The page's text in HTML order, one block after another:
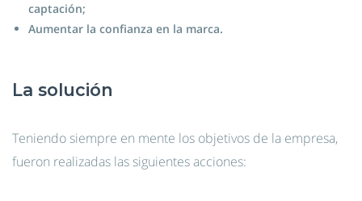
captación;
Aumentar la confianza en la marca.
La solución
Teniendo siempre en mente los objetivos de la empresa,
fueron realizadas las siguientes acciones: